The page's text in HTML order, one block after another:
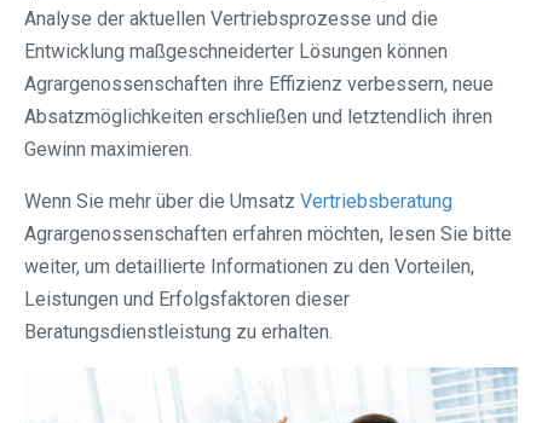
Analyse der aktuellen Vertriebsprozesse und die
Entwicklung maßgeschneiderter Lösungen können
Agrargenossenschaften ihre Effizienz verbessern, neue
Absatzmöglichkeiten erschließen und letztendlich ihren
Gewinn maximieren.
Wenn Sie mehr über die Umsatz Vertriebsberatung
Agrargenossenschaften erfahren möchten, lesen Sie bitte
weiter, um detaillierte Informationen zu den Vorteilen,
Leistungen und Erfolgsfaktoren dieser
Beratungsdienstleistung zu erhalten.